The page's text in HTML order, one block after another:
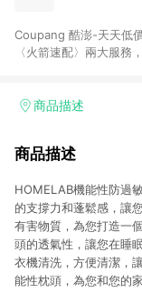
Coupang 酷澎-天天低
〈火箭速配〉兩大服務
加入WOW會員告別湊
商品描述
商品描述
HOMELAB機能性防過
的支撐力和蓬鬆感，讓
有害物質，為您打造一
頭的透氣性，讓您在睡
衣機清洗，方便清潔，
能性枕頭，為您和您的